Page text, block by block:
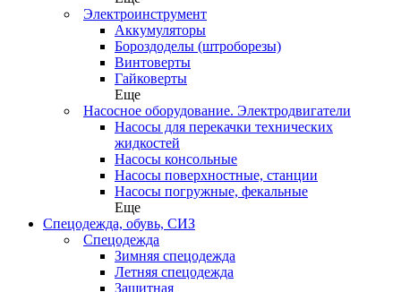
Электроинструмент
Аккумуляторы
Бороздоделы (штроборезы)
Винтоверты
Гайковерты
Еще
Насосное оборудование. Электродвигатели
Насосы для перекачки технических
жидкостей
Насосы консольные
Насосы поверхностные, станции
Насосы погружные, фекальные
Еще
Спецодежда, обувь, СИЗ
Спецодежда
Зимняя спецодежда
Летняя спецодежда
Защитная